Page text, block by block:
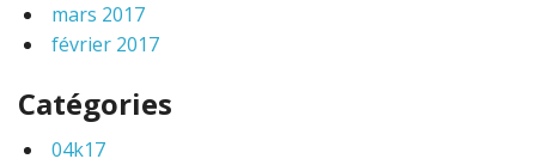
mars 2017
février 2017
Catégories
04k17